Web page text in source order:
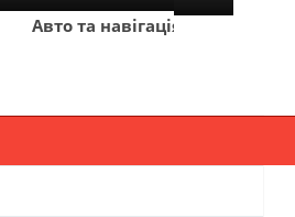
Авто та навігація